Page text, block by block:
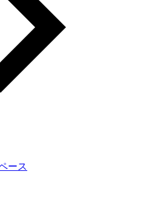
ース